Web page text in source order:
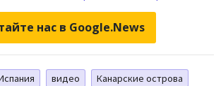
нас в Google.News
видео
Канарские острова